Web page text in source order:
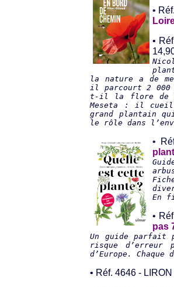
•
•
la nature a de
il parcourt 2 000
t-il la flore de la
Meseta : il
grand plantain
le rôle dans
•
En
•
pas
Un guide parfait
risque d’erreur
d’Europe.
• Réf. 4646 -